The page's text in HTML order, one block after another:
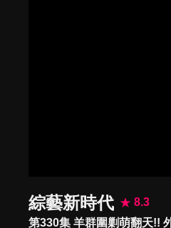
綜藝新時代
8.3
第330集 羊群圍剿萌翻天!!